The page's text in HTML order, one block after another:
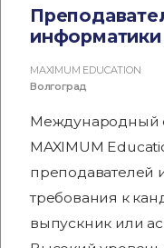
информатики
MAXIMUM EDUCATION
Волгоград
Международный
MAXIMUM
преподавателей
требования к
выпускник или